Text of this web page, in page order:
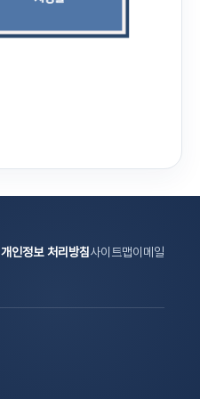
개인정보 처리방침사이트맵이메일